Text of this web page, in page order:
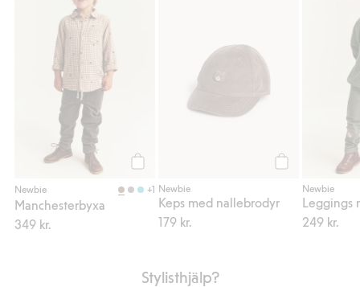
Newbie +1
Manchesterbyxa
349 kr.
Newbie
Keps med nallebrodyr
179 kr.
Newbie
Leggings
249 kr.
Stylisthjälp?